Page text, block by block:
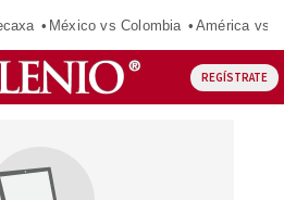
México vs Colombia América vs
REGÍSTRATE